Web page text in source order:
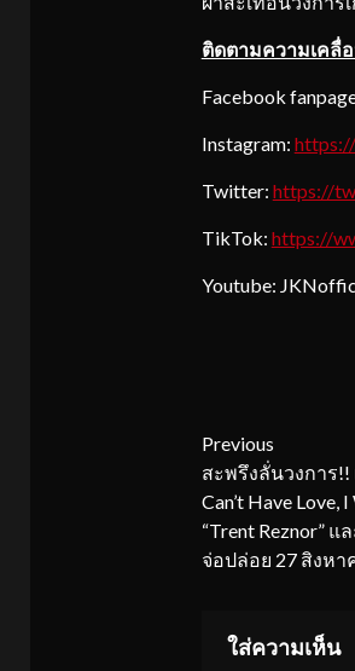
ติดตามความเคลื่
Facebook
Instagram:
Twitter: https://
TikTok: https://
Youtube:
Continue
Reading
Previous
สะพรึงลั่นวงการ
Can’t Have Love,
“Trent Reznor”
จ่อปล่อย 27 สิงห
ใส่ความเห็น